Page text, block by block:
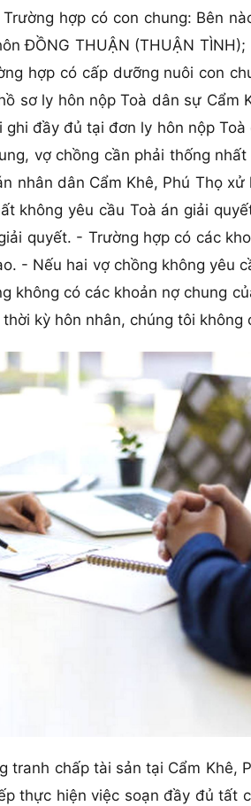
hợp có con chung: Bên
ĐỒNG THUẬN (THUẬN
hợp có cấp dưỡng nuôi con
sơ ly hôn nộp Toà dân sự Cẩm
đầy đủ tại đơn ly hôn nộp
vợ chồng cần phải thống
nhân dân Cẩm Khê, Phú Thọ
không yêu cầu Toà án giải
quyết. - Trường hợp có các
- Nếu hai vợ chồng không yêu
không có các khoản nợ chung
kỳ hôn nhân, chúng tôi không
tranh chấp tài sản tại Cẩm Khê,
thực hiện việc soạn đầy đủ tất